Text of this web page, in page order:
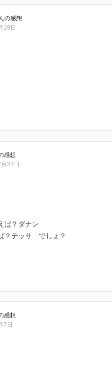
の感想
19日
感想
23日
ば？ダナン
？テッサ…でしょ？
感想
7日